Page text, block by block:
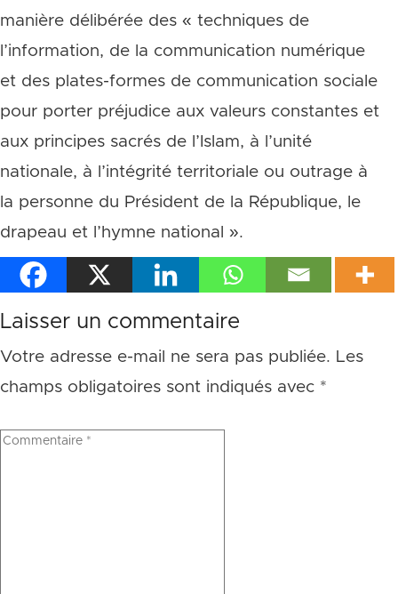
manière délibérée des « techniques de
l’information, de la communication numérique
et des plates-formes de communication sociale
pour porter préjudice aux valeurs constantes et
aux principes sacrés de l’Islam, à l’unité
nationale, à l’intégrité territoriale ou outrage à
la personne du Président de la République, le
drapeau et l’hymne national ».
Laisser un commentaire
Votre adresse e-mail ne sera pas publiée. Les
champs obligatoires sont indiqués avec *